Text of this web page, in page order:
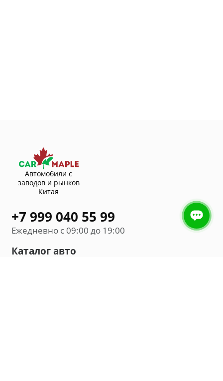
Автомобили с
заводов и рынков
Китая
+7 999 040 55 99
Ежедневно с 09:00 до 19:00
Каталог авто